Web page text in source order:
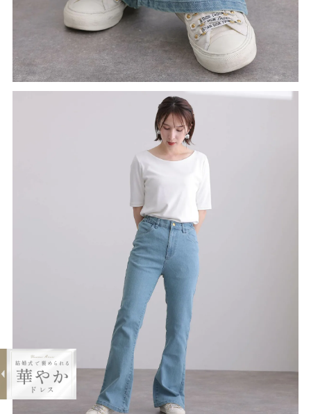
後編み上げリボン付きブーツカットデ
ニムパンツ
¥6,900 購入する